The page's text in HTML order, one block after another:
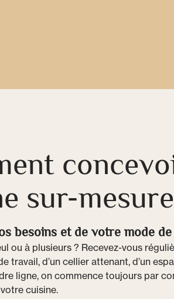
sur-
besoins et de votre mode
ou à plusieurs ? Recevez-vous
travail, d’un cellier attenant, d’un
ligne, on commence toujours par
cuisine.